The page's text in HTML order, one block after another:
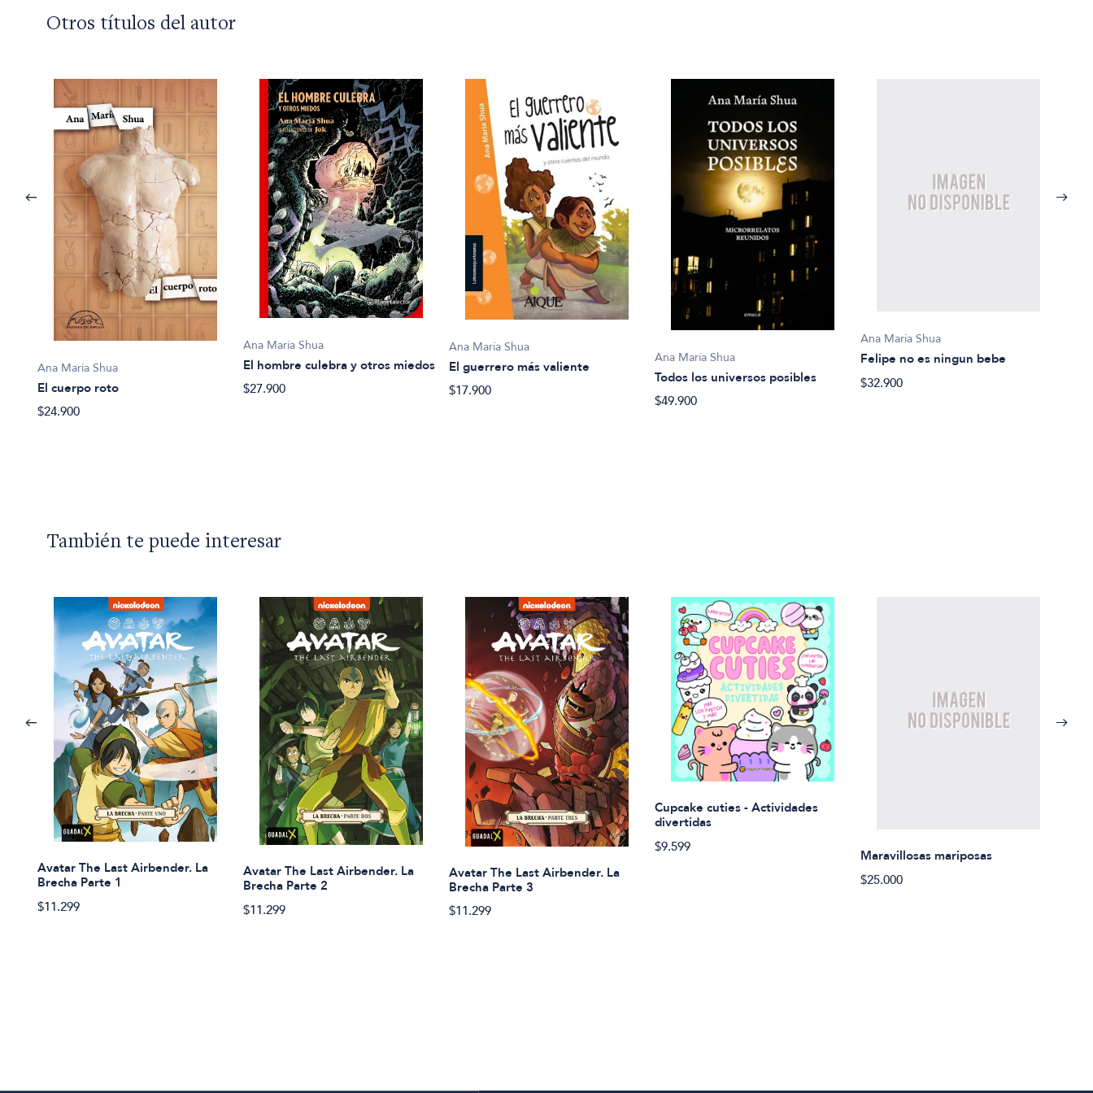
Otros títulos del autor
Ana María Shua
El cuerpo roto
$24.900
Ana María Shua
El hombre culebra y otros miedos
$27.900
Ana María Shua
El guerrero más valiente
$17.900
Ana María Shua
Todos los universos posibles
$49.900
Ana María Shua
Felipe no es ningun bebe
$32.900
También te puede interesar
Avatar The Last Airbender. La
Brecha Parte 1
$11.299
Avatar The Last Airbender. La
Brecha Parte 2
$11.299
Avatar The Last Airbender. La
Brecha Parte 3
$11.299
Cupcake cuties - Actividades
divertidas
$9.599
Maravillosas mariposas
$25.000